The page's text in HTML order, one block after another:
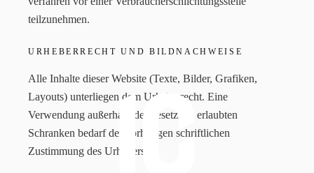
teilzunehmen.
URHEBERRECHT UND BILDNACHWEISE
Alle Inhalte dieser Website (Texte, Bilder, Grafiken,
Layouts) unterliegen dem Urheberrecht. Eine
Verwendung außerhalb der gesetzlich erlaubten
Schranken bedarf der vorherigen schriftlichen
Zustimmung des Urhebers.